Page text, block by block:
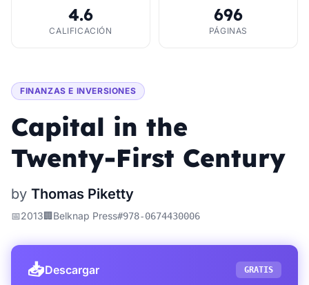
4.6
CALIFICACIÓN
696
PÁGINAS
FINANZAS E INVERSIONES
Capital in the
Twenty-First Century
by Thomas Piketty
📅2013🏢Belknap Press#978-0674430006
📥Descargar GRATIS